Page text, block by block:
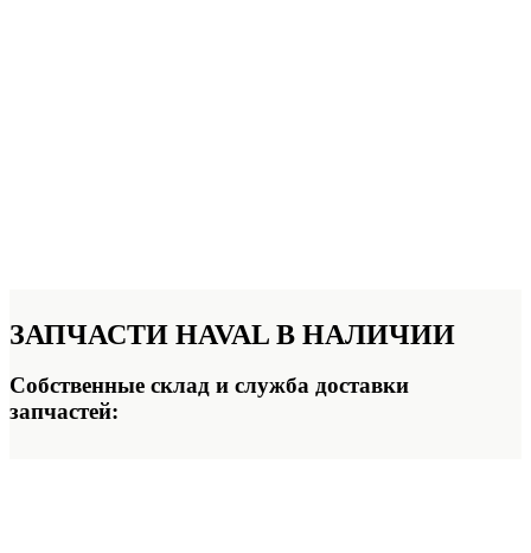
ЗАПЧАСТИ HAVAL В НАЛИЧИИ
Собственные склад и служба доставки
запчастей: